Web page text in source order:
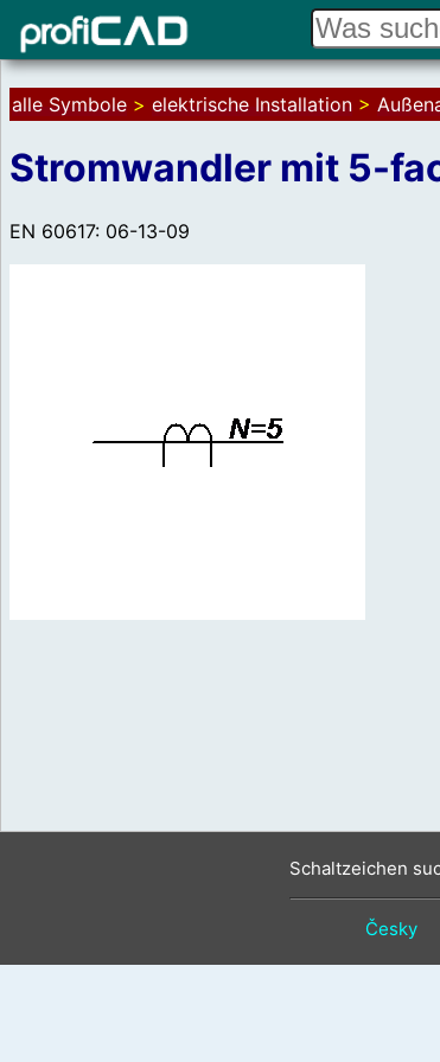
alle Symbole > elektrische Installation >
Stromwandler mit 5-
EN 60617: 06-13-09
Schaltzeichen
Česky